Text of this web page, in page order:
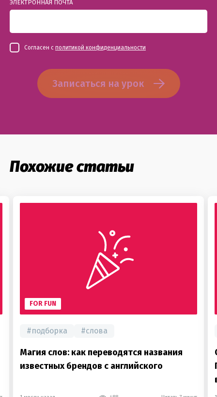
ЭЛЕКТРОННАЯ ПОЧТА
Согласен с политикой конфиденциальности
Записаться на урок
Похожие статьи
FOR FUN
#подборка #слова
Магия слов: как переводятся названия
известных брендов с английского